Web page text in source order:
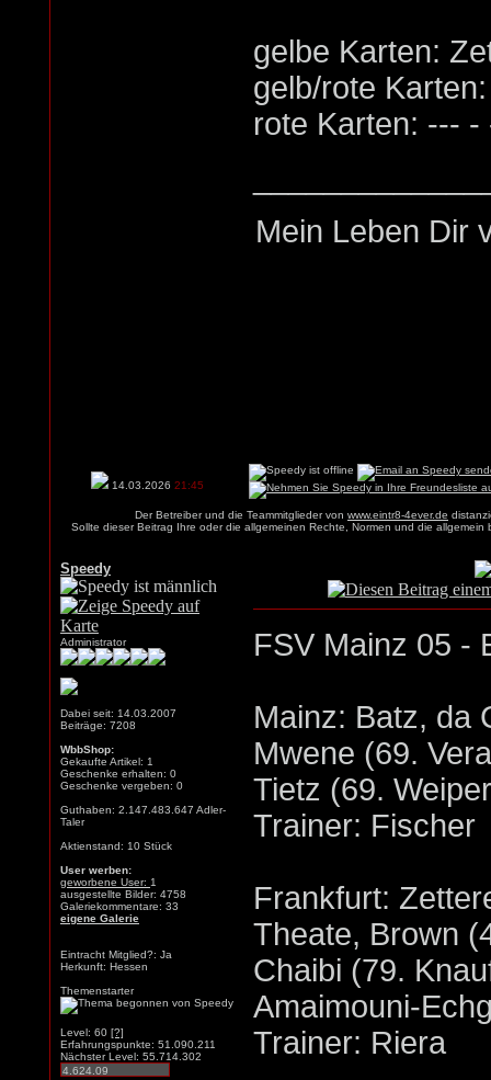
gelbe Karten:
gelb/rote
rote Karten: --- -
Mein Leben Dir
14.03.2026 21:45
Der Betreiber und die Teammitglieder von www.eintr8-4ever.de
Sollte dieser Beitrag Ihre oder die allgemeinen Rechte, Normen und die
Speedy
Administrator
Dabei seit: 14.03.2007
Beiträge: 7208
WbbShop:
Gekaufte Artikel: 1
Geschenke erhalten: 0
Geschenke vergeben: 0
Guthaben: 2.147.483.647 Adler-
Taler
Aktienstand: 10 Stück
User werben:
geworbene User: 1
ausgestellte Bilder: 4758
Galeriekommentare: 33
eigene Galerie
Eintracht Mitglied?: Ja
Herkunft: Hessen
Themenstarter
Level: 60 [?]
Erfahrungspunkte: 51.090.211
Nächster Level: 55.714.302
FSV Mainz 05 -
Mainz: Batz, da
Mwene (69.
Tietz (69.
Trainer: Fischer
Frankfurt:
Theate, Brown
Chaibi (79.
Amaimouni-
Trainer: Riera